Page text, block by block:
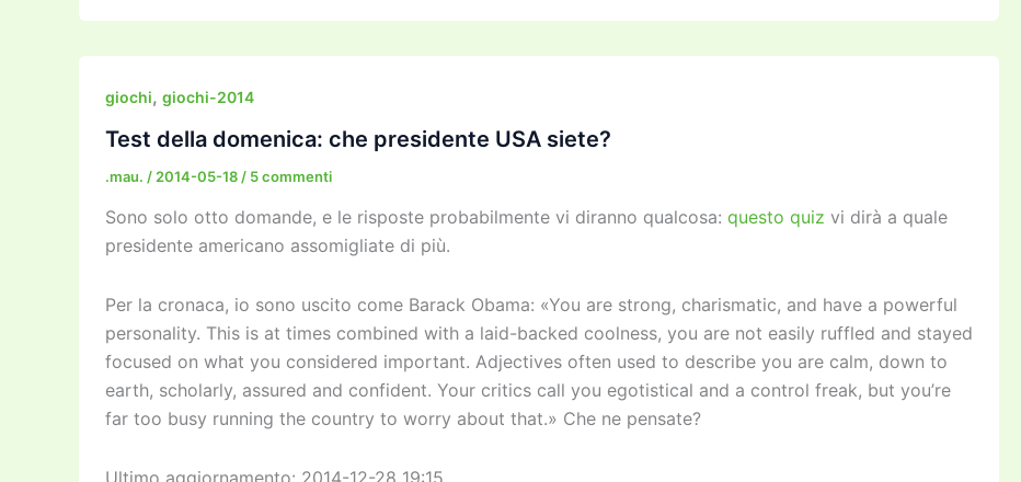
c
e
b
o
o
k
itt
er
ai
l
ai
l
st
o
o
n
e
gr
m
p
y
n
k
e
n
n
di
di
giochi, giochi-2014
Test della domenica: che presidente USA siete?
.mau. / 2014-05-18 / 5 commenti
Sono solo otto domande, e le risposte probabilmente vi diranno qualcosa: questo quiz vi dirà a quale
presidente americano assomigliate di più.
Per la cronaca, io sono uscito come Barack Obama: «You are strong, charismatic, and have a powerful
personality. This is at times combined with a laid-backed coolness, you are not easily ruffled and stayed
focused on what you considered important. Adjectives often used to describe you are calm, down to
earth, scholarly, assured and confident. Your critics call you egotistical and a control freak, but you’re
far too busy running the country to worry about that.» Che ne pensate?